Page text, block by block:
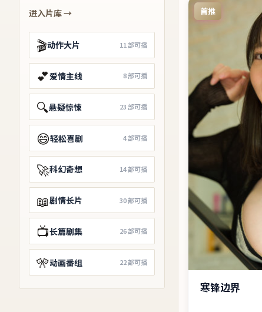
进入片库 →
🎬动作大片 11部可播
💕爱情主线 8部可播
🔍悬疑惊悚 23部可播
😄轻松喜剧 4部可播
🚀科幻奇想 14部可播
📖剧情长片 30部可播
📺长篇剧集 26部可播
🎌动画番组 22部可播
首推
寒锋边界